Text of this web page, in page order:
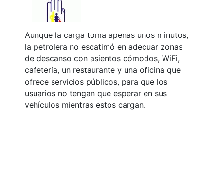
Aunque la carga toma apenas unos minutos,
la petrolera no escatimó en adecuar zonas
de descanso con asientos cómodos, WiFi,
cafetería, un restaurante y una oficina que
ofrece servicios públicos, para que los
usuarios no tengan que esperar en sus
vehículos mientras estos cargan.